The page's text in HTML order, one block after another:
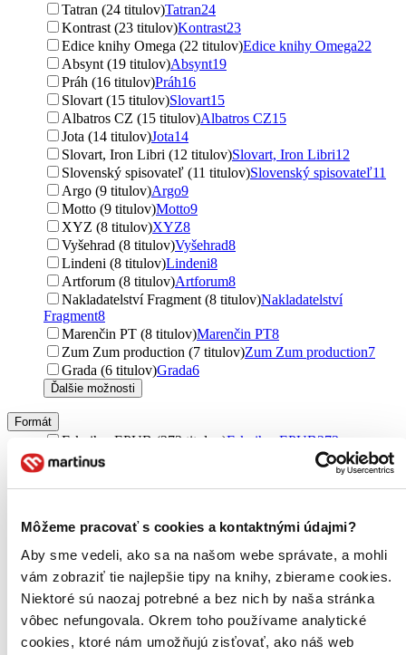
Môžeme pracovať s cookies a kontaktnými údajmi?
Aby sme vedeli, ako sa na našom webe správate, a mohli
vám zobraziť tie najlepšie tipy na knihy, zbierame cookies.
Niektoré sú naozaj potrebné a bez nich by naša stránka
vôbec nefungovala. Okrem toho používame analytické
cookies, ktoré nám umožňujú zisťovať, ako náš web
Tatran (24 titulov)Tatran24
Kontrast (23 titulov)Kontrast23
Edice knihy Omega (22 titulov)Edice knihy Omega22
Absynt (19 titulov)Absynt19
Práh (16 titulov)Práh16
Slovart (15 titulov)Slovart15
Albatros CZ (15 titulov)Albatros CZ15
Jota (14 titulov)Jota14
Slovart, Iron Libri (12 titulov)Slovart, Iron Libri12
Slovenský spisovateľ (11 titulov)Slovenský spisovateľ11
Argo (9 titulov)Argo9
Motto (9 titulov)Motto9
XYZ (8 titulov)XYZ8
Vyšehrad (8 titulov)Vyšehrad8
Lindeni (8 titulov)Lindeni8
Artforum (8 titulov)Artforum8
Nakladatelství Fragment (8 titulov)Nakladatelství
Fragment8
Marenčin PT (8 titulov)Marenčin PT8
Zum Zum production (7 titulov)Zum Zum production7
Grada (6 titulov)Grada6
Ďalšie možnosti
Formát
E-kniha: EPUB (273 titulov)E-kniha: EPUB273
E-kniha: MOBI (251 titulov)
E-kniha: MOBI251
E-kniha: EPUB (Adobe DRM) (22 titulov)E-kniha: EPUB
(Adobe DRM)
22
Ďalšie možnosti
Zúžiť výber
Zoradiť